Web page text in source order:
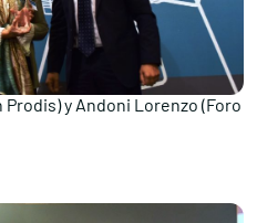
y Andoni Lorenzo (Foro